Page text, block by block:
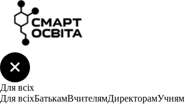
Для всіх
Для всіхБатькамВчителямДиректорамУчням